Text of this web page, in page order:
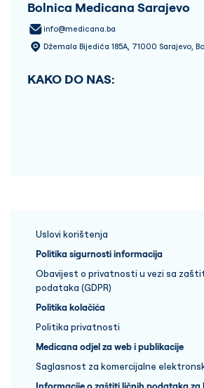
Bolnica Medicana Sarajevo
info@medicana.ba
Džemala Bijedića 185A, 71000 Sarajevo,
KAKO DO NAS:
Uslovi korištenja
Politika sigurnosti informacija
Obavijest o privatnosti u vezi sa
podataka (GDPR)
Politika kolačića
Politika privatnosti
Medicana odjel za web i publikacije
Saglasnost za komercijalne